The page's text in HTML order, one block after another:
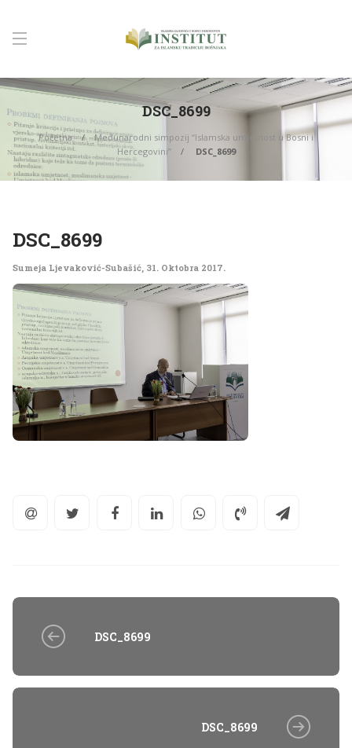
DSC_8699
Početna
Međunarodni simpozij “Islamska umjetnost u Bosni i
Hercegovini”
DSC_8699
DSC_8699
Sumeja Ljevaković-Subašić, 31. Oktobra 2017.
DSC_8699
DSC_8699